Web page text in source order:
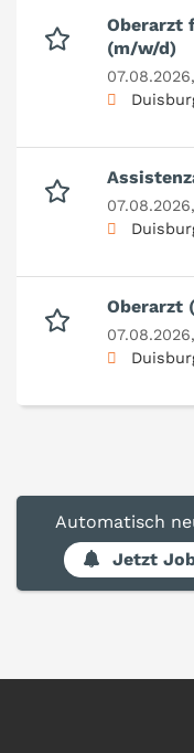
Oberarzt
(m/w/d)
07.08.2026,
07.08.2026,
Oberarzt
07.08.2026,
Automatisch
Jetzt